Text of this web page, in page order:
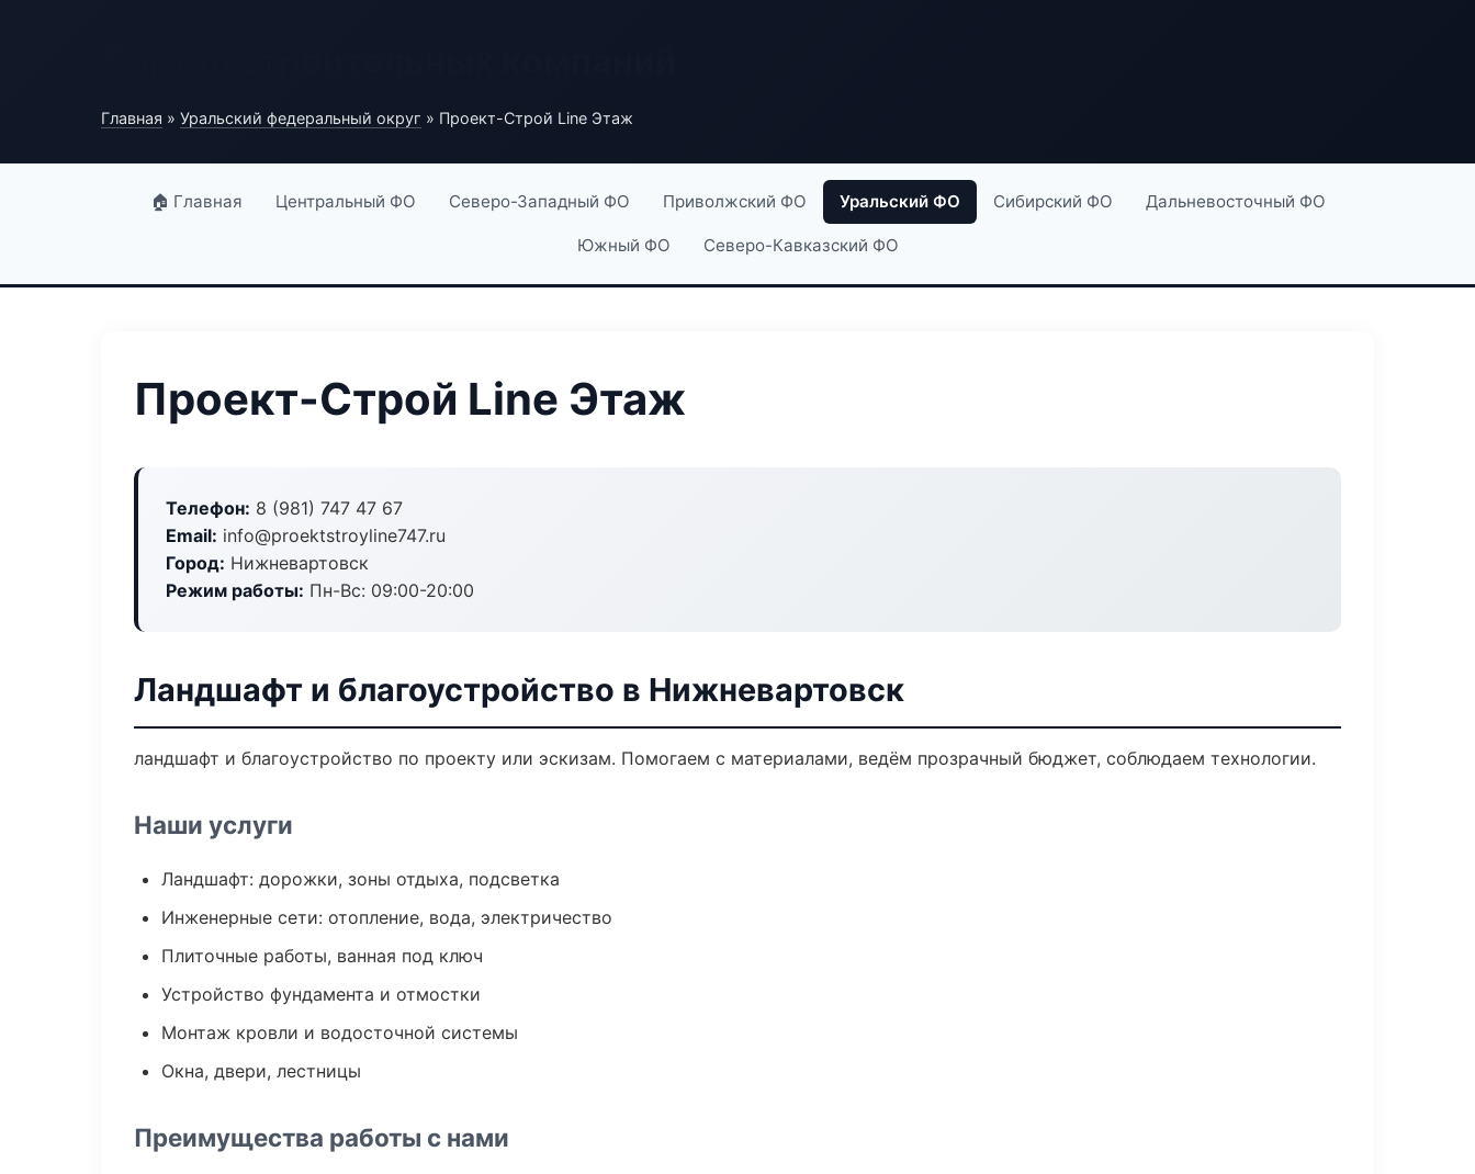
Главная » Уральский федеральный округ » Проект-Строй Line Этаж
🏠 Главная Центральный ФО Северо-Западный ФО Приволжский ФО Уральский ФО Сибирский ФО Дальневосточный ФО
Южный ФО Северо-Кавказский ФО
Проект-Строй Line Этаж
Телефон: 8 (981) 747 47 67
Email: info@proektstroyline747.ru
Город: Нижневартовск
Режим работы: Пн-Вс: 09:00-20:00
Ландшафт и благоустройство в Нижневартовск
ландшафт и благоустройство по проекту или эскизам. Помогаем с материалами, ведём прозрачный бюджет, соблюдаем технологии.
Наши услуги
Ландшафт: дорожки, зоны отдыха, подсветка
Инженерные сети: отопление, вода, электричество
Плиточные работы, ванная под ключ
Устройство фундамента и отмостки
Монтаж кровли и водосточной системы
Окна, двери, лестницы
Преимущества работы с нами